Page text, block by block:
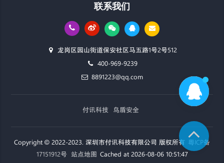
联系我们
龙岗区园山街道保安社区马五路1号2号512
400-969-9239
8891223@qq.com
付讯科技 鸟盾安全
Copyright © 2022-2023. 深圳市付讯科技有限公司 版权所有 粤ICP备
17151912号 站点地图 Cached at 2026-08-06 10:51:47